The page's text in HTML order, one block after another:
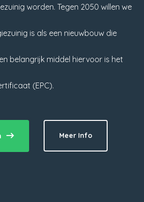
worden. Tegen 2050 willen we
is als een nieuwbouw die
belangrijk middel hiervoor is het
(EPC).
Meer Info